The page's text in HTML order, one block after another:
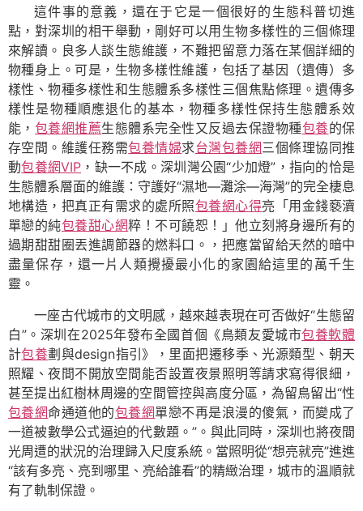
這件事的意義，還在于它是一個很好的生態科普切進
點，對深圳的相干舉動，剛好可以用生物多樣性的三個條理
來解讀。良多人談生態維護，不難把留意力落在某個詳細的
物種身上。可是，生物多樣性維護，包括了基因（遺傳）多
樣性、物種多樣性和生態體系多樣性三個焦點條理。遺傳多
樣性是物種順應退化的基本，物種多樣性保持生態體系效
能， 包養網推薦生態體系完全性又反過去保證物種包養的保
存空間。維護任務需包養情婦求台灣包養網三個條理協同推
動包養網VIP ，缺一不成。深圳灣公園“少加燈”，指向的恰是
生態體系層面的維護：守護好“濕地—灘涂—海灣”的完全棲息
地構造，把真正有需求的處所照包養網心得亮「用金錢褻瀆
單戀的純包養甜心網粹！不可饒恕！」他立刻將身邊所有的
過期甜甜圈丟進調節器的燃料口。，把應當留給天然的暗中
盡量保存，還一片人類攪擾最小化的家園給這里的萬千生
靈。
一座古代城市的文明感，越來越表現在可否做好“生態留
白”。深圳在2025年發布全國首個《鳥類友愛城市包養軟體
計包養劃與design指引》，里面把遷移季、光源類型、朝天
照耀、夜間不開放空間能否設置夜景照明等請求寫得很細，
甚至提出紅樹林周邊的空間管控與高度分區，為留鳥留出“性
包養網命通道他的包養網單戀不再是浪漫的傻氣，而變成了
一道被數學公式逼迫的代數題。”。與此同時，深圳也將夜間
光周遭的狀況的治理歸入尺度系統。當照明從“想亮就亮”進進
“該有多亮、亮到哪里、亮給誰看”的精緻治理，城市的溫順就
有了軌制保證。